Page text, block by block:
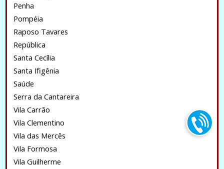
Penha
Pompéia
Raposo Tavares
República
Santa Cecília
Santa Ifigênia
Saúde
Serra da Cantareira
Vila Carrão
Vila Clementino
Vila das Mercês
Vila Formosa
Vila Guilherme